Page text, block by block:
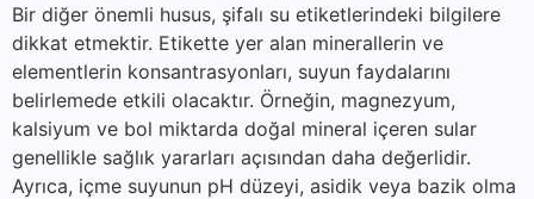
Bir diğer önemli husus, şifalı su etiketlerindeki bilgilere
dikkat etmektir. Etikette yer alan minerallerin ve
elementlerin konsantrasyonları, suyun faydalarını
belirlemede etkili olacaktır. Örneğin, magnezyum,
kalsiyum ve bol miktarda doğal mineral içeren sular
genellikle sağlık yararları açısından daha değerlidir.
Ayrıca, içme suyunun pH düzeyi, asidik veya bazik olma